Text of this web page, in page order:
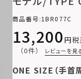
商品番号 1BR077C
13,200 税
（0件） レビューを見
ONE SIZE（手首